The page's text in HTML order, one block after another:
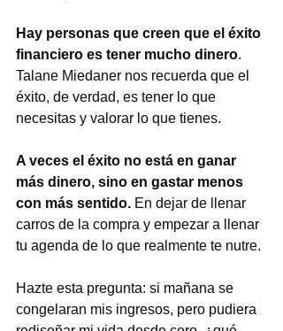
Hay personas que creen que el éxito
financiero es tener mucho dinero.
Talane Miedaner nos recuerda que el
éxito, de verdad, es tener lo que
necesitas y valorar lo que tienes.
A veces el éxito no está en ganar
más dinero, sino en gastar menos
con más sentido. En dejar de llenar
carros de la compra y empezar a llenar
tu agenda de lo que realmente te nutre.
Hazte esta pregunta: si mañana se
congelaran mis ingresos, pero pudiera